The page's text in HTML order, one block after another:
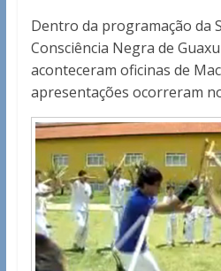
Dentro da programação da
Consciência Negra de
aconteceram oficinas de
apresentações ocorreram